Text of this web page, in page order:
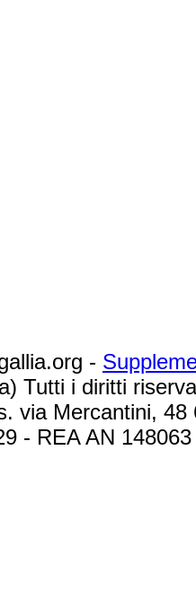
-
Tutti i diritti
via Mercantini,
- REA AN